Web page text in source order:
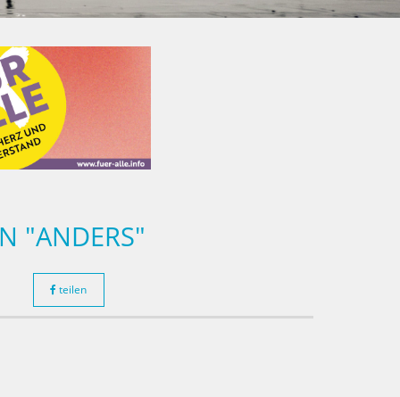
"ANDERS"
teilen